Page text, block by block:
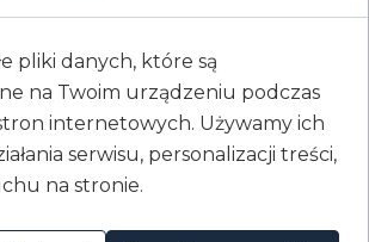
- co powinniśmy
wiedzieć?
środek odwoławczy od wyroku
instancji, składany
pliki danych, które są
na Twoim urządzeniu podczas
internetowych. Używamy ich
serwisu, personalizacji treści,
na stronie.